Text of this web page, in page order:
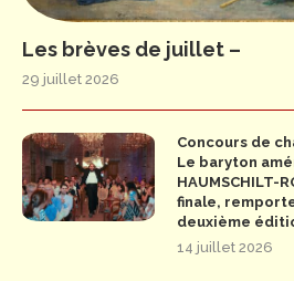
Les brèves de juillet –
29 juillet 2026
Concours de
Le baryton
HAUMSCHILT-
finale,
deuxième
14 juillet 2026